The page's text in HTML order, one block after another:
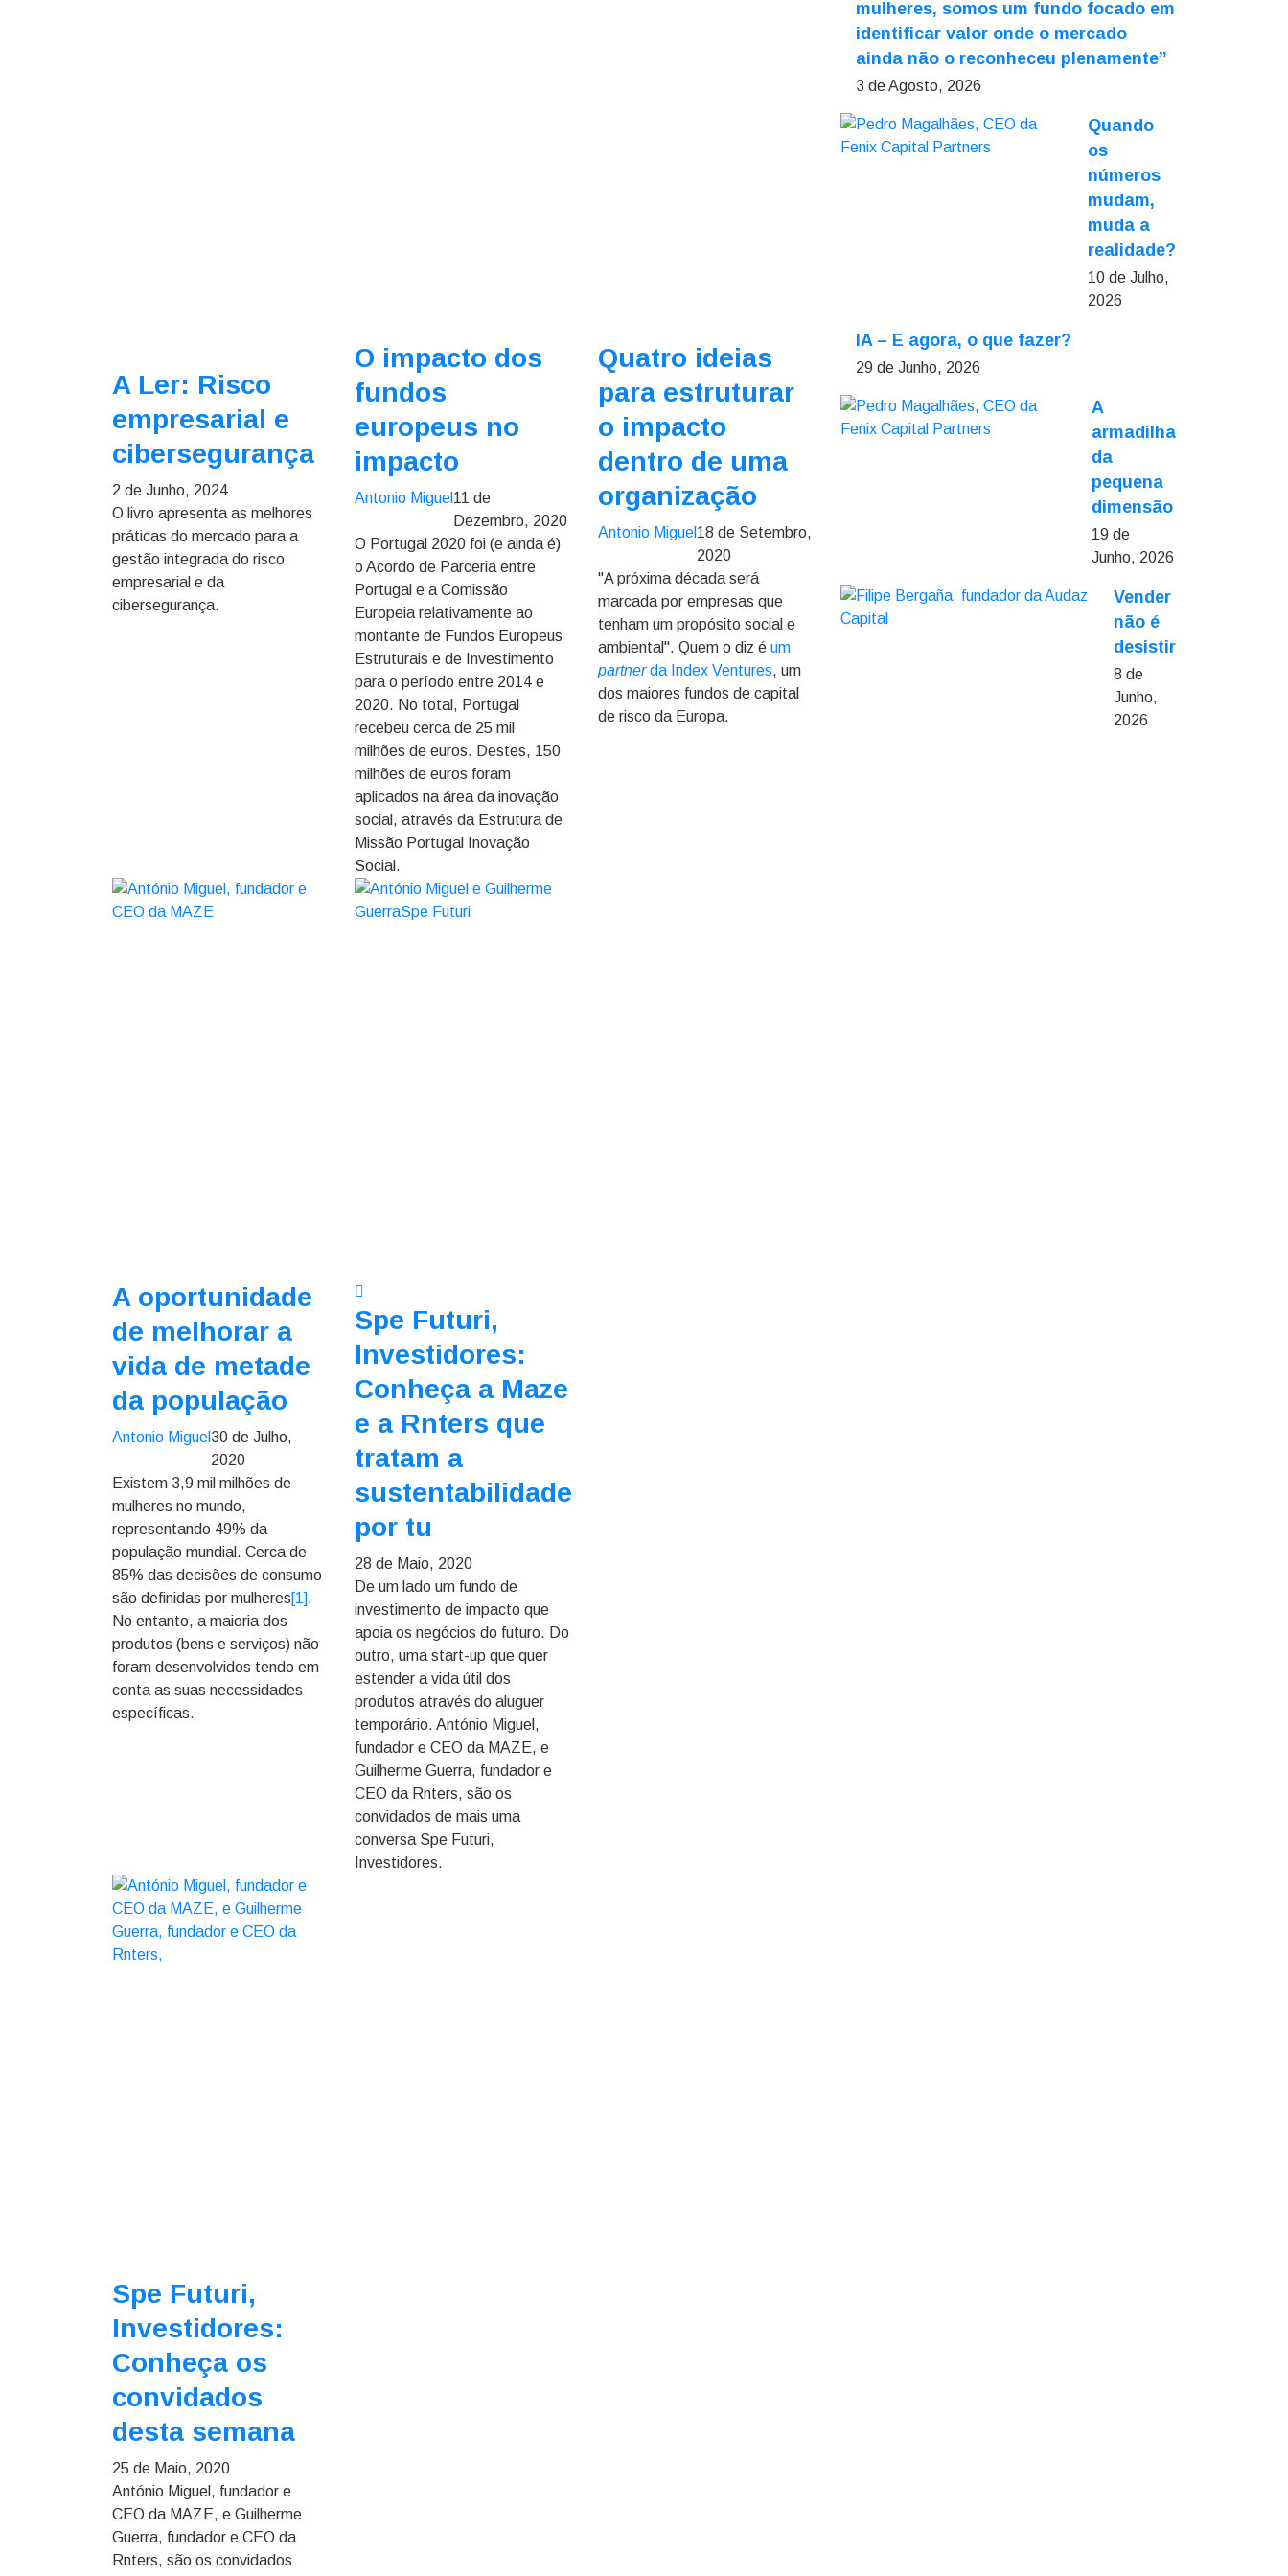
A Ler: Risco
empresarial e
cibersegurança
2 de Junho, 2024
O livro apresenta as melhores
práticas do mercado para a
gestão integrada do risco
empresarial e da
cibersegurança.
O impacto dos
fundos
europeus no
impacto
Antonio Miguel 11 de
Dezembro, 2020
O Portugal 2020 foi (e ainda é)
o Acordo de Parceria entre
Portugal e a Comissão
Europeia relativamente ao
montante de Fundos Europeus
Estruturais e de Investimento
para o período entre 2014 e
2020. No total, Portugal
recebeu cerca de 25 mil
milhões de euros. Destes, 150
milhões de euros foram
aplicados na área da inovação
social, através da Estrutura de
Missão Portugal Inovação
Social.
Quatro ideias
para estruturar
o impacto
dentro de uma
organização
Antonio Miguel 18 de Setembro,
2020
"A próxima década será
marcada por empresas que
tenham um propósito social e
ambiental". Quem o diz é um
partnerda Index Ventures, um
dos maiores fundos de capital
de risco da Europa.
A oportunidade
de melhorar a
vida de metade
da população
Antonio Miguel 30 de Julho,
2020
Existem 3,9 mil milhões de
mulheres no mundo,
representando 49% da
população mundial. Cerca de
85% das decisões de consumo
são definidas por mulheres[1].
No entanto, a maioria dos
produtos (bens e serviços) não
foram desenvolvidos tendo em
conta as suas necessidades
específicas.
Spe Futuri,
Investidores:
Conheça a Maze
e a Rnters que
tratam a
sustentabilidade
por tu
28 de Maio, 2020
De um lado um fundo de
investimento de impacto que
apoia os negócios do futuro. Do
outro, uma start-up que quer
estender a vida útil dos
produtos através do aluguer
temporário. António Miguel,
fundador e CEO da MAZE, e
Guilherme Guerra, fundador e
CEO da Rnters, são os
convidados de mais uma
conversa Spe Futuri,
Investidores.
Spe Futuri,
Investidores:
Conheça os
convidados
desta semana
25 de Maio, 2020
António Miguel, fundador e
CEO da MAZE, e Guilherme
Guerra, fundador e CEO da
Rnters, são os convidados
mulheres, somos um fundo focado em
identificar valor onde o mercado
ainda não o reconheceu plenamente”
3 de Agosto, 2026
Quando
os
números
mudam,
muda a
realidade?
10 de Julho,
2026
IA – E agora, o que fazer?
29 de Junho, 2026
A
armadilha
da
pequena
dimensão
19 de
Junho, 2026
Vender
não é
desistir
8 de
Junho,
2026